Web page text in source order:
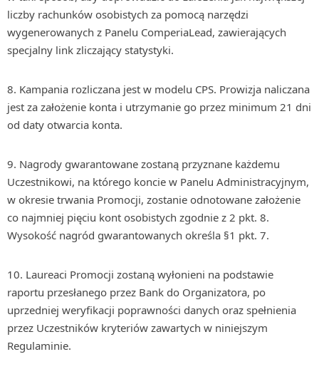
liczby rachunków osobistych za pomocą narzędzi
wygenerowanych z Panelu ComperiaLead, zawierających
specjalny link zliczający statystyki.
8. Kampania rozliczana jest w modelu CPS. Prowizja naliczana
jest za założenie konta i utrzymanie go przez minimum 21 dni
od daty otwarcia konta.
9. Nagrody gwarantowane zostaną przyznane każdemu
Uczestnikowi, na którego koncie w Panelu Administracyjnym,
w okresie trwania Promocji, zostanie odnotowane założenie
co najmniej pięciu kont osobistych zgodnie z 2 pkt. 8.
Wysokość nagród gwarantowanych określa §1 pkt. 7.
10. Laureaci Promocji zostaną wyłonieni na podstawie
raportu przesłanego przez Bank do Organizatora, po
uprzedniej weryfikacji poprawności danych oraz spełnienia
przez Uczestników kryteriów zawartych w niniejszym
Regulaminie.